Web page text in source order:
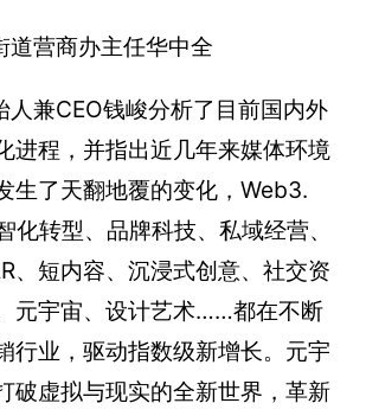
道营商办主任华中全
兼CEO钱峻分析了目前国内外
进程，并指出近几年来媒体环境
生了天翻地覆的变化，Web3.
化转型、品牌科技、私域经营、
、短内容、沉浸式创意、社交资
元宇宙、设计艺术……都在不断
行业，驱动指数级新增长。元宇
破虚拟与现实的全新世界，革新